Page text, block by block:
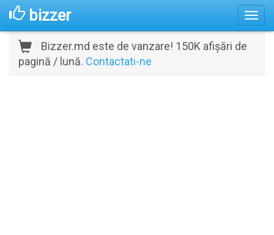
bizzer
Bizzer.md este de vanzare! 150K afișări de
pagină / lună. Contactati-ne